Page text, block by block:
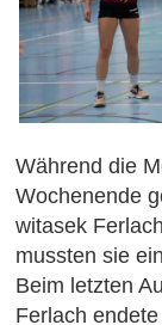
Während die
Wochenende
witasek
mussten sie
Beim letzten
Ferlach